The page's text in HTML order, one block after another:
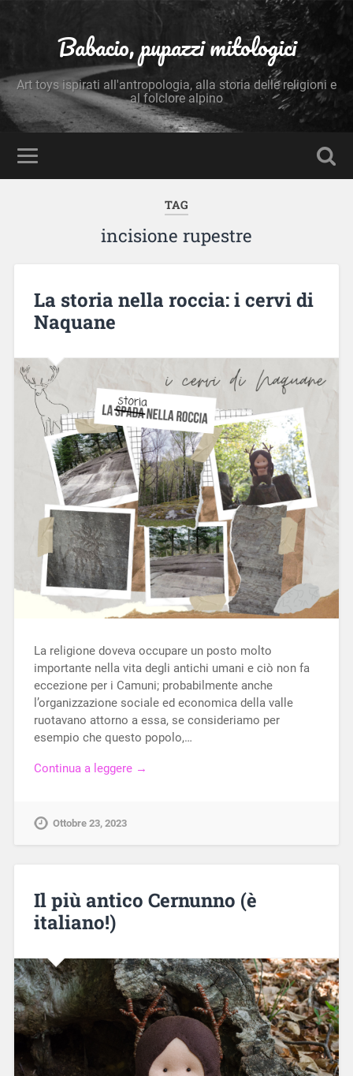
Babacio, pupazzi mitologici
Art toys ispirati all'antropologia, alla storia delle religioni e
al folclore alpino
TAG
incisione rupestre
La storia nella roccia: i cervi di
Naquane
La religione doveva occupare un posto molto
importante nella vita degli antichi umani e ciò non fa
eccezione per i Camuni; probabilmente anche
l’organizzazione sociale ed economica della valle
ruotavano attorno a essa, se consideriamo per
esempio che questo popolo,…
Continua a leggere →
Ottobre 23, 2023
Il più antico Cernunno (è
italiano!)